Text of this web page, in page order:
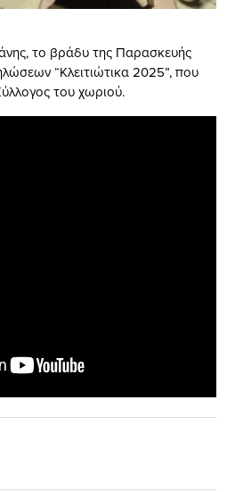
το βράδυ της Παρασκευής
“Κλειτιώτικα 2025”, που
του χωριού.